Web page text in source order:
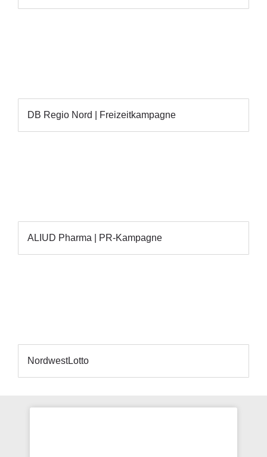
DB Regio Nord | Freizeitkampagne
ALIUD Pharma | PR-Kampagne
NordwestLotto